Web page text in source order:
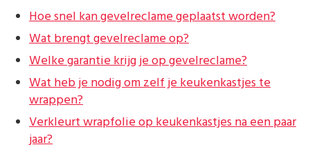
Hoe snel kan gevelreclame geplaatst worden?
Wat brengt gevelreclame op?
Welke garantie krijg je op gevelreclame?
Wat heb je nodig om zelf je keukenkastjes te
wrappen?
Verkleurt wrapfolie op keukenkastjes na een paar
jaar?